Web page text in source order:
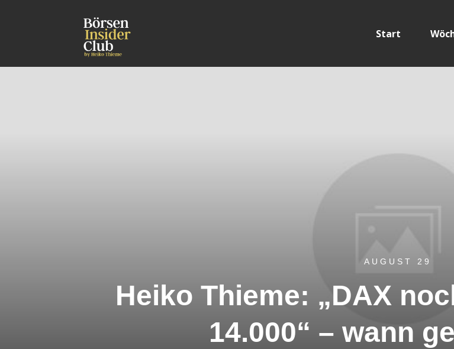
Start
AUGUST 29
Heiko Thieme: „DAX
14.000“ – wann